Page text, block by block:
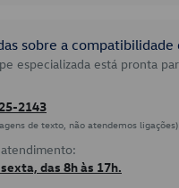
sobre a
especializada está pronta
2143
de texto, não atendemos ligações)
das 8h às 17h.